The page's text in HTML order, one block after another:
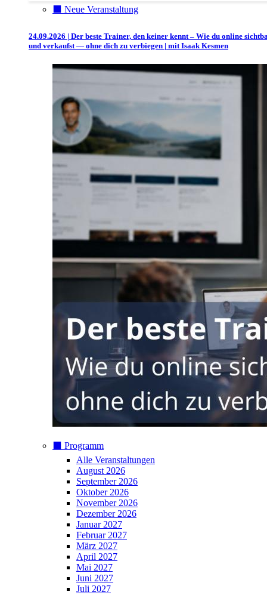
⬛️ Neue Veranstaltung
24.09.2026 | Der beste Trainer, den keiner kennt – Wie du online
und verkaufst — ohne dich zu verbiegen | mit Isaak Kesmen
⬛️ Programm
Alle Veranstaltungen
August 2026
September 2026
Oktober 2026
November 2026
Dezember 2026
Januar 2027
Februar 2027
März 2027
April 2027
Mai 2027
Juni 2027
Juli 2027